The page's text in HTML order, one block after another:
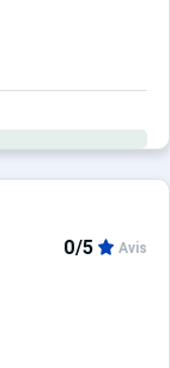
0/5 Avis